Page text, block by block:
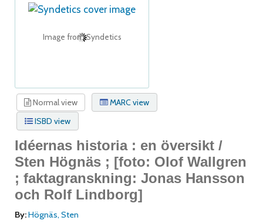
Image from Syndetics
Normal view
MARC view
ISBD view
Idéernas historia : en översikt /
Sten Högnäs ; [foto: Olof Wallgren
; faktagranskning: Jonas Hansson
och Rolf Lindborg]
By:Högnäs, Sten